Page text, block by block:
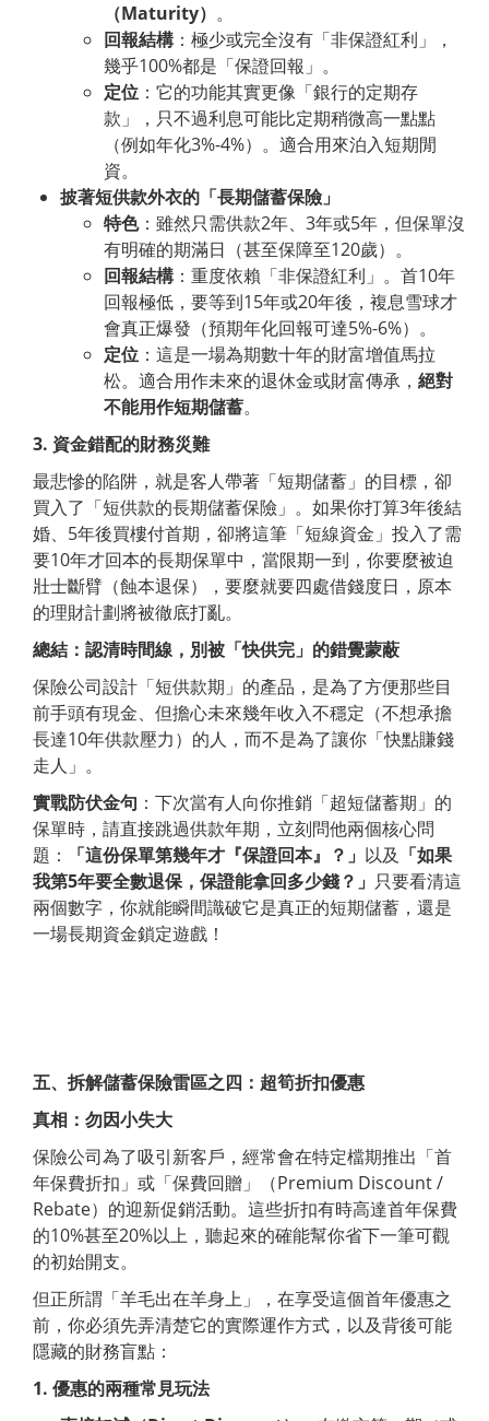
（Maturity） 。
回報結構 ：極少或完全沒有「非保證紅利」，
幾乎100%都是「保證回報」。
定位 ：它的功能其實更像「銀行的定期存
款」，只不過利息可能比定期稍微高一點點
（例如年化3%-4%）。適合用來泊入短期閒
資。
披著短供款外衣的「長期儲蓄保險」
特色：雖然只需供款2年、3年或5年，但保單沒
有明確的期滿日（甚至保障至120歲）。
回報結構 ：重度依賴「非保證紅利」。首10年
回報極低，要等到15年或20年後，複息雪球才
會真正爆發（預期年化回報可達5%-6%）。
定位 ：這是一場為期數十年的財富增值馬拉
松。適合用作未來的退休金或財富傳承， 絕對
不能用作短期儲蓄。
3. 資金錯配的財務災難
最悲慘的陷阱，就是客人帶著「短期儲蓄」的目標，卻
買入了「短供款的長期儲蓄保險」。如果你打算3年後結
婚、5年後買樓付首期，卻將這筆「短線資金」投入了需
要10年才回本的長期保單中，當限期一到，你要麼被迫
壯士斷臂（蝕本退保），要麼就要四處借錢度日，原本
的理財計劃將被徹底打亂。
總結：認清時間線，別被「快供完」的錯覺蒙蔽
保險公司設計「短供款期」的產品，是為了方便那些目
前手頭有現金、但擔心未來幾年收入不穩定（不想承擔
長達10年供款壓力）的人，而不是為了讓你「快點賺錢
走人」。
實戰防伏金句 ：下次當有人向你推銷「超短儲蓄期」的
保單時，請直接跳過供款年期，立刻問他兩個核心問
題：
「這份保單第幾年才『保證回本』？」 以及 「如果
我第5年要全數退保，保證能拿回多少錢？」 只要看清這
兩個數字，你就能瞬間識破它是真正的短期儲蓄，還是
一場長期資金鎖定遊戲！
五、拆解儲蓄保險雷區之四：超筍折扣優惠
真相：勿因小失大
保險公司為了吸引新客戶，經常會在特定檔期推出「首
年保費折扣」或「保費回贈」（Premium Discount /
Rebate）的迎新促銷活動。這些折扣有時高達首年保費
的10%甚至20%以上，聽起來的確能幫你省下一筆可觀
的初始開支。
但正所謂「羊毛出在羊身上」，在享受這個首年優惠之
前，你必須先弄清楚它的實際運作方式，以及背後可能
隱藏的財務盲點：
1. 優惠的兩種常見玩法